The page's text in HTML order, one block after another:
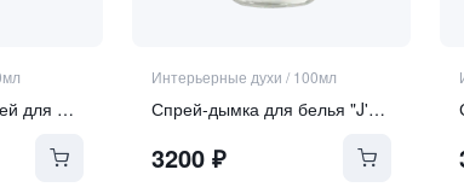
Парфюмерный спрей для дома "Ambre Noir"
Интерьерные духи / 100мл
Спрей-дымка для белья "J'ENTENDS LA MER SENTEURS" | "Я СЛЫШУ АРОМАТ МОРЯ"
3200 ₽